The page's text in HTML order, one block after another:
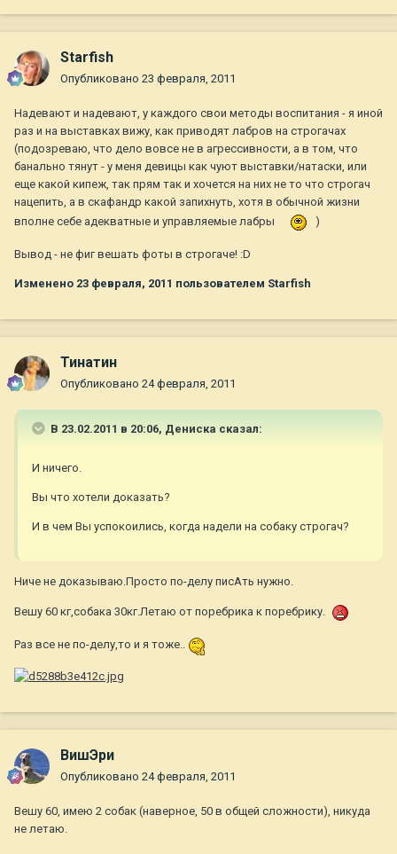
Starfish
Опубликовано 23 февраля, 2011
Надевают и надевают, у каждого свои методы воспитания - я иной
раз и на выставках вижу, как приводят лабров на строгачах
(подозреваю, что дело вовсе не в агрессивности, а в том, что
банально тянут - у меня девицы как чуют выставки/натаски, или
еще какой кипеж, так прям так и хочется на них не то что строгач
нацепить, а в скафандр какой запихнуть, хотя в обычной жизни
вполне себе адекватные и управляемые лабры
)
Вывод - не фиг вешать фоты в строгаче! :D
Изменено 23 февраля, 2011 пользователем Starfish
Тинатин
Опубликовано 24 февраля, 2011
В 23.02.2011 в 20:06, Дениска сказал:
И ничего.
Вы что хотели доказать?
И в чем Вы успокоились, когда надели на собаку строгач?
Ниче не доказываю.Просто по-делу писАть нужно.
Вешу 60 кг,собака 30кг.Летаю от поребрика к поребрику.
Раз все не по-делу,то и я тоже..
ВишЭри
Опубликовано 24 февраля, 2011
Вешу 60, имею 2 собак (наверное, 50 в общей сложности), никуда
не летаю.